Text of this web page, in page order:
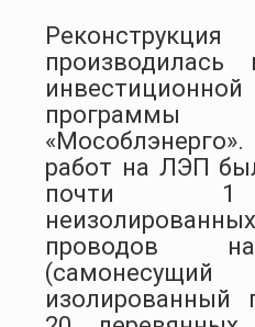
инвестиционной
работ на ЛЭП
почти
неизолированных
проводов
(самонесущий
изолированный